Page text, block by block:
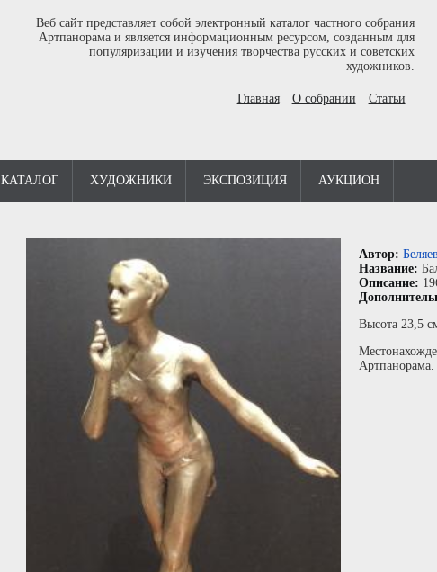
Веб сайт представляет собой электронный каталог частного собрания
Артпанорама и является информационным ресурсом, созданным для
популяризации и изучения творчества русских и советских
художников.
Главная О собрании Статьи
КАТАЛОГ ХУДОЖНИКИ ЭКСПОЗИЦИЯ АУКЦИОН
Автор:
Название:
Описание:
Высота 23,5
Артпанорама.